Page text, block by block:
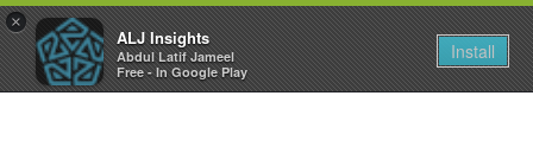
×
ALJ Insights
Abdul Latif Jameel
Free - In Google Play
Install
Toggle
navigation